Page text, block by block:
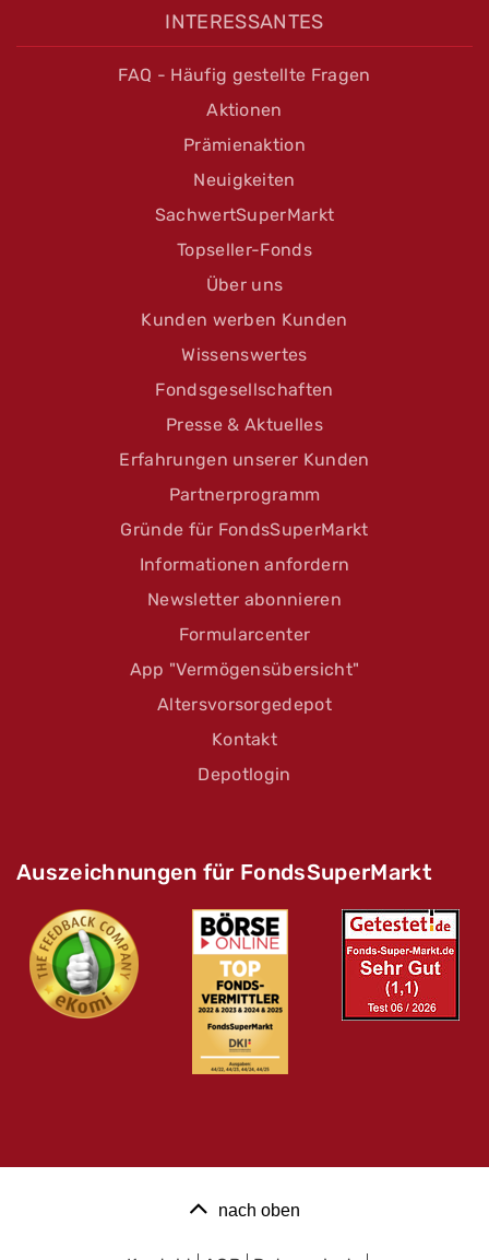
INTERESSANTES
FAQ - Häufig gestellte Fragen
Aktionen
Prämienaktion
Neuigkeiten
SachwertSuperMarkt
Topseller-Fonds
Über uns
Kunden werben Kunden
Wissenswertes
Fondsgesellschaften
Presse & Aktuelles
Erfahrungen unserer Kunden
Partnerprogramm
Gründe für FondsSuperMarkt
Informationen anfordern
Newsletter abonnieren
Formularcenter
App "Vermögensübersicht"
Altersvorsorgedepot
Kontakt
Depotlogin
Auszeichnungen für FondsSuperMarkt
nach oben